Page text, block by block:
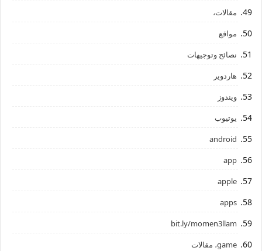
مقالات،
مواقع
نصائح وتوجيهات
هاردوير
ويندوز
يوتيوب
android
app
apple
apps
bit.ly/momen3llam
game، مقالات